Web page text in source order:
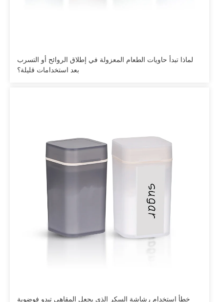
لماذا تبدأ حاويات الطعام المعزولة في إطلاق الروائح أو التسرب
بعد استخدامات قليلة؟
خطأ استخدام رشاشة السكر الذي يجعل المقاهي تبدو فوضوية